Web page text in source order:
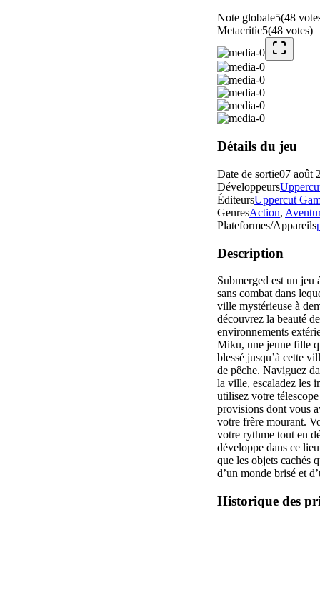
Note globale5(48
Metacritic5(48 votes)
Détails du jeu
Date de sortie07 août
Développeurs
ÉditeursUppercut
GenresAction,
Plateformes/Appareils
Description
Submerged est un jeu
sans combat dans
ville mystérieuse à
découvrez la beauté
environnements
Miku, une jeune fille
blessé jusqu’à cette
de pêche. Naviguez
la ville, escaladez les
utilisez votre
provisions dont vous
votre frère mourant.
votre rythme tout en
développe dans ce
que les objets cachés
d’un monde brisé et
Historique des